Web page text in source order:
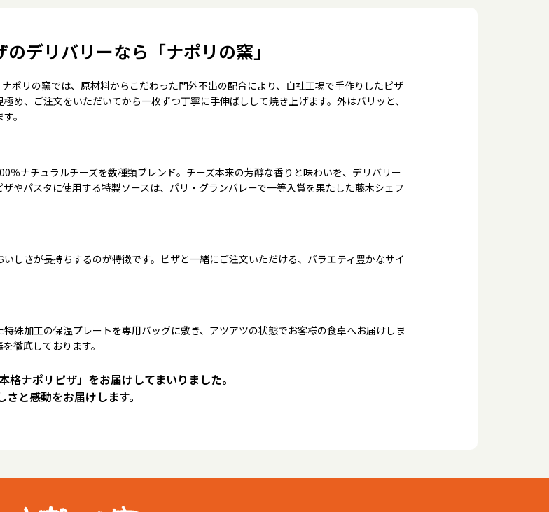
デリバリーなら「ナポリの窯」
ポリの窯では、原材料からこだわった門外不出の配合により、自社工場で手作りしたピザ
め、ご注文をいただいてから一枚ずつ丁寧に手伸ばしして焼き上げます。外はパリッと、
。
％ナチュラルチーズを数種類ブレンド。チーズ本来の芳醇な香りと味わいを、デリバリー
やパスタに使用する特製ソースは、パリ・グランバレーで一等入賞を果たした藤木シェフ
しさが長持ちするのが特徴です。ピザと一緒にご注文いただける、バラエティ豊かなサイ
殊加工の保温プレートを専用バッグに敷き、アツアツの状態でお客様の食卓へお届けしま
徹底しております。
ナポリピザ」をお届けしてまいりました。
と感動をお届けします。